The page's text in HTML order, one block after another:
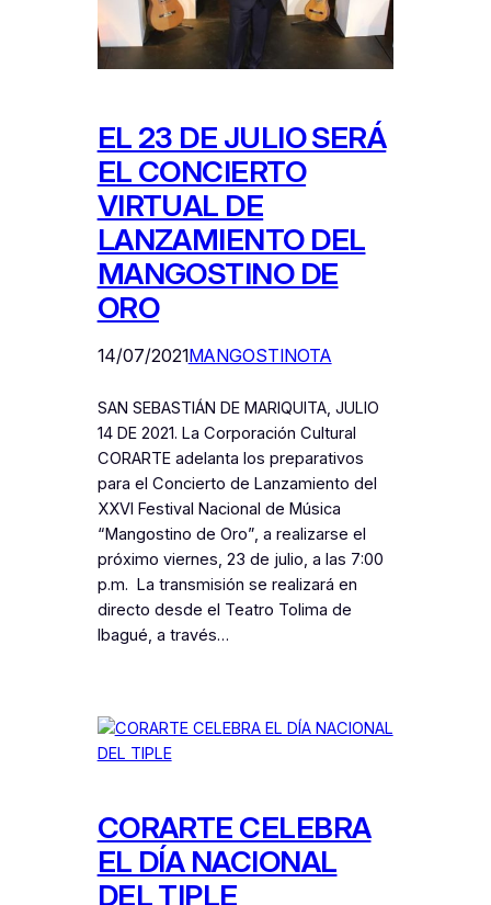
EL 23 DE JULIO SERÁ
EL CONCIERTO
VIRTUAL DE
LANZAMIENTO DEL
MANGOSTINO DE
ORO
14/07/2021MANGOSTINOTA
SAN SEBASTIÁN DE MARIQUITA, JULIO
14 DE 2021. La Corporación Cultural
CORARTE adelanta los preparativos
para el Concierto de Lanzamiento del
XXVI Festival Nacional de Música
“Mangostino de Oro”, a realizarse el
próximo viernes, 23 de julio, a las 7:00
p.m. La transmisión se realizará en
directo desde el Teatro Tolima de
Ibagué, a través…
CORARTE CELEBRA
EL DÍA NACIONAL
DEL TIPLE